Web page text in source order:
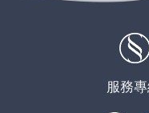
眼袋專門診
隱痕眼袋手
服務